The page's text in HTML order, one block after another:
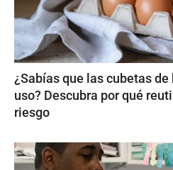
¿Sabías que las cubetas
uso? Descubra por qué
riesgo